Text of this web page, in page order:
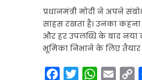
प्रधानमंत्री मोदी ने अपने
साहस रखता है। उनका
और हर उपलब्धि के बाद नया
भूमिका निभाने के लिए तैयार
W